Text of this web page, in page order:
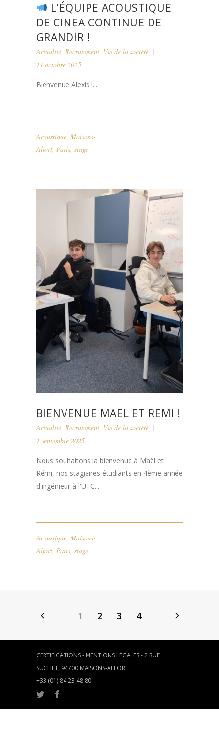
L’ÉQUIPE ACOUSTIQUE
DE CINEA CONTINUE DE
GRANDIR !
Actualité Recrutement Vie de la société
11 octobre 2025
Bienvenue Alexis !...
Acoustique Maisons-
Alfort Paris stage
BIENVENUE MAEL ET REMI !
Actualité, Recrutement, Vie de la société
1 septembre 2025
Nous souhaitons la bienvenue à Maël et
Rémi, nos stagiaires étudiants en 4ème année
d'ingénieur à l'UTC....
Acoustique, Maisons-
Alfort, Paris, stage
1 2 3 4
CERTIFICATIONS- MENTIONS LÉGALES- 2 RUE
SUCHET, 94700 MAISONS-ALFORT
+33 (01) 84 23 48 80